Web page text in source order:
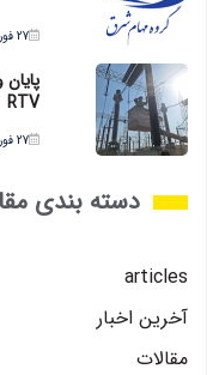
27 فوریه 2026
RTV
27 فوریه 2026
دسته بندی
articles
آخرین اخبار
مقالات